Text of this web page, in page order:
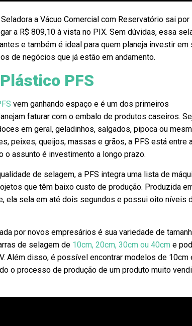
a Vácuo Comercial com Reservatório sai por
a R$ 809,10 à vista no PIX. Sem dúvidas, essa
e também é ideal para quem planeja investir em
de negócios que já estão em andamento.
PFS
vem ganhando espaço e é um dos primeiros
faturar com o embalo de produtos caseiros.
em geral, geladinhos, salgados, pipoca ou
peixes, queijos, massas e grãos, a PFS está entre
o assunto é investimento a longo prazo.
de selagem, a PFS integra uma lista de
que têm baixo custo de produção. Produzida
ela sela em até dois segundos e possui oito níveis
por novos empresários é sua variedade de
de selagem de 10cm,20cm,30cm ou40cm e
Além disso, é possível encontrar modelos de 10cm
o processo de produção de um produto muito